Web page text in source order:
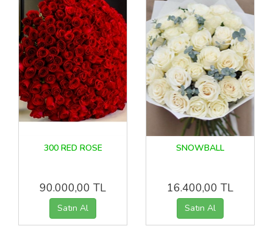
300 RED ROSE
90.000,00 TL
SNOWBALL
16.400,00 TL